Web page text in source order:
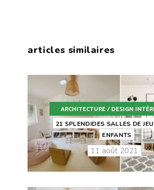
articles similaires
ARCHITECTURE / DESIGN
21 SPLENDIDES SALLES DE
ENFANTS
11 août 2021